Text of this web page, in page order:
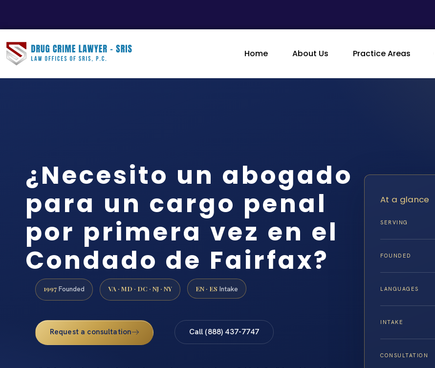
Home About Us Practice Areas
¿Necesito un abogado
para un cargo penal
por primera vez en el
Condado de Fairfax?
1997 Founded VA · MD · DC · NJ · NY EN · ES Intake
Request a consultation Call (888) 437-7747
At a glance
SERVING
FOUNDED
LANGUAGES
INTAKE
CONSULTATION